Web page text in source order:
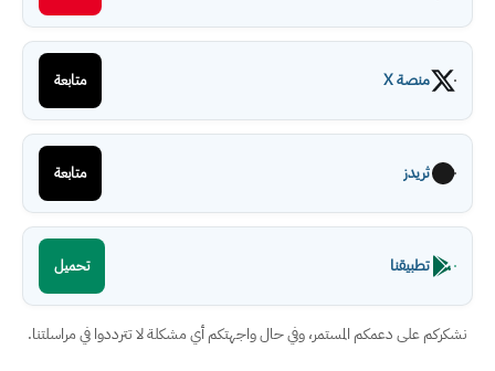
منصة X متابعة
ثريدز متابعة
تطبيقنا تحميل
نشكركم على دعمكم المستمر، وفي حال واجهتكم أي مشكلة لا تترددوا في مراسلتنا.